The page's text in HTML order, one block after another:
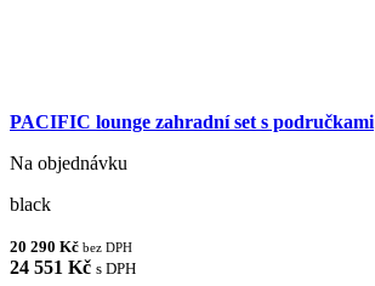
PACIFIC lounge zahradní set s područkami
Na objednávku
black
20 290 Kč bez DPH
24 551 Kč s DPH